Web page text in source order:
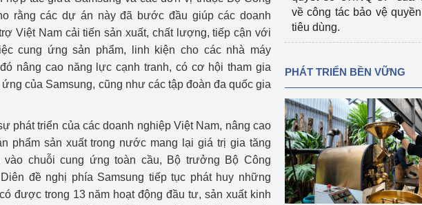
rằng các dự án này đã bước đầu giúp các doanh
Việt Nam cải tiến sản xuất, chất lượng, tiếp cận với
cung ứng sản phẩm, linh kiện cho các nhà máy
nâng cao năng lực cạnh tranh, có cơ hội tham gia
của Samsung, cũng như các tập đoàn đa quốc gia
phát triển của các doanh nghiệp Việt Nam, nâng cao
phẩm sản xuất trong nước mang lại giá trị gia tăng
chuỗi cung ứng toàn cầu, Bộ trưởng Bộ Công
đề nghị phía Samsung tiếp tục phát huy những
được trong 13 năm hoạt động đầu tư, sản xuất kinh
về công tác bảo vệ
tiêu dùng.
PHÁT TRIỂN BỀN VỮNG